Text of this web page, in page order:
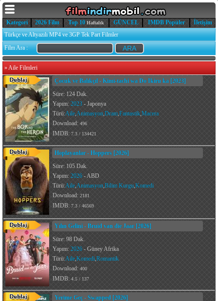
Kategori 2026 Film Top 10 Haftalık GÜNCEL IMDB Popüler
İletişim
Türkçe ve Altyazılı MP4 ve 3GP Tek Part Filmler
Film Ara :
»Aile Filmleri
Çocuk ve Balıkçıl - Kimi-tachi wa Do Ikiru ka [2023]
Süre: 124 Dak.
Yapım: 2023 - Japonya
Türü:Aile,Animasyon,Dram,Fantastik,Macera
Download: 496
IMDB: 7.3 / 134421
Hoplayanlar - Hoppers [2026]
Süre: 105 Dak.
Yapım: 2026 - ABD
Türü:Aile,Animasyon,Bilim Kurgu,Komedi
Download: 2181
IMDB: 7.3 / 46569
Yılın Gelini - Bruid van die Jaar [2026]
Süre: 98 Dak.
Yapım: 2026 - Güney Afrika
Türü:Aile,Komedi,Romantik
Download: 400
IMDB: 4.5 / 137
Yerime Geç - Swapped [2026]